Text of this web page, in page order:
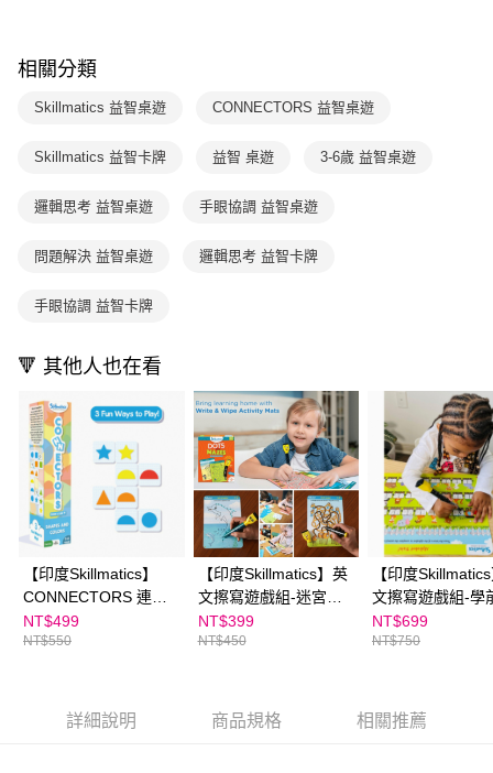
帳／街口支付／iPASS MONEY」等通路繳費。
【注意事項】
用戶於交易時，得透過本服務購買商品或服務，並由商店將買賣／分期付款
資料（包含姓名、電話或地址）提供予台灣大哥大進項蒐集、處理及利用，
3.完整用戶服務條款，請詳閱以下連結：https://oppay.tw/userRule
結帳頁面，進行簡訊認證並確認金額後，即可完成結帳。
２．訂單成立數日內，您將收到繳費通知簡訊。
３．收到繳費通知簡訊後14天內，點擊此簡訊中的連結，可透過四大超商／
購買商品的店家。未經商家同意取消之訂單仍視為有效，需透過AFTEE先享
※ 交易是否成功請以「AFTEE先享後付 」之結帳頁面顯示為準，若有關於
１．透過由恩沛科技股份有限公司提供之「AFTEE先享後付」服務完成之交
２．關於個人資料處理事宜，請瀏覽以下網址：
https://aftee.tw/terms/#terms3
３．未成年的使用者請事先徵得法定代理人或監護人之同意方可使用
「AFTEE先享後付」，若未經同意申辦者引起之損失，本公司不負相關責
任。
４．使用「AFTEE先享後付」時，將依據個別帳號之用戶狀況，依本公司即
時審查核予不同之上限額度；若仍有額度不足之情形，本公司將視審查結果
請求用戶進行身份認證。
５．嚴禁一人註冊多個帳號或使用他人資訊註冊。若發現惡意使用之情形，
恩沛科技股份有限公司將有權停止該用戶之使用額度並採取法律行動。
離島宅配（澎湖、金門、馬祖、小琉球；不適用於郵局i郵箱）
相關分類
Skillmatics 益智桌遊 CONNECTORS 益智桌遊
Skillmatics 益智卡牌 益智 桌遊 3-6歲 益智桌遊
邏輯思考 益智桌遊 手眼協調 益智桌遊
問題解決 益智桌遊 邏輯思考 益智卡牌
手眼協調 益智卡牌
🔻 其他人也在看
【印度Skillmatics】
CONNECTORS 連連
看益智桌遊-形狀顏色
認知款
NT$499
NT$550
【印度Skillmatics】英
文擦寫遊戲組-迷宮與
連連看
NT$399
NT$450
【印度
文擦寫遊戲組-學
習豪華組
NT$699
NT$750
詳細說明 商品規格 相關推薦